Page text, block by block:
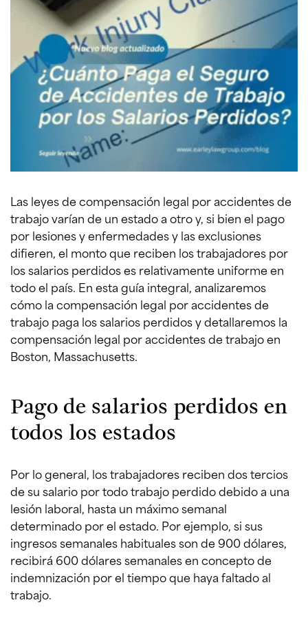
Las leyes de compensación legal por accidentes de
trabajo varían de un estado a otro y, si bien el pago
por lesiones y enfermedades y las exclusiones
difieren, el monto que reciben los trabajadores por
los salarios perdidos es relativamente uniforme en
todo el país. En esta guía integral, analizaremos
cómo la compensación legal por accidentes de
trabajo paga los salarios perdidos y detallaremos la
compensación legal por accidentes de trabajo en
Boston, Massachusetts.
Pago de salarios perdidos en
todos los estados
Por lo general, los trabajadores reciben dos tercios
de su salario por todo trabajo perdido debido a una
lesión laboral, hasta un máximo semanal
determinado por el estado. Por ejemplo, si sus
ingresos semanales habituales son de 900 dólares,
recibirá 600 dólares semanales en concepto de
indemnización por el tiempo que haya faltado al
trabajo.